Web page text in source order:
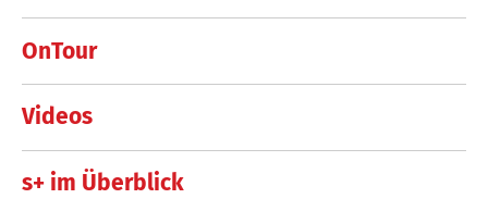
OnTour
Videos
s+ im Überblick